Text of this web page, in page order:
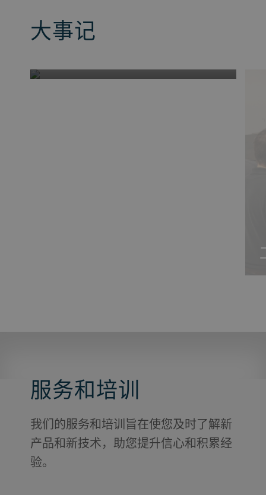
大事记
在我们的技术中心开发您
与我们的食品技术专家和工艺工程师携手
服务和培训
我们的服务和培训旨在使您及时了解新
产品和新技术，助您提升信心和积累经
验。